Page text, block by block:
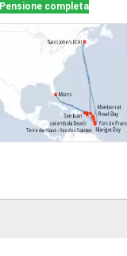
Pensione completa